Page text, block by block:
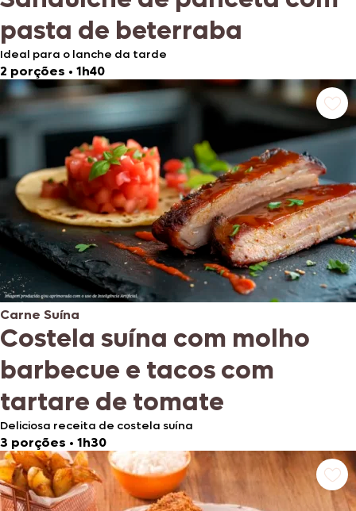
pasta de beterraba
Ideal para o lanche da tarde
2 porções • 1h40
Carne Suína
Costela suína com molho
barbecue e tacos com
tartare de tomate
Deliciosa receita de costela suína
3 porções • 1h30